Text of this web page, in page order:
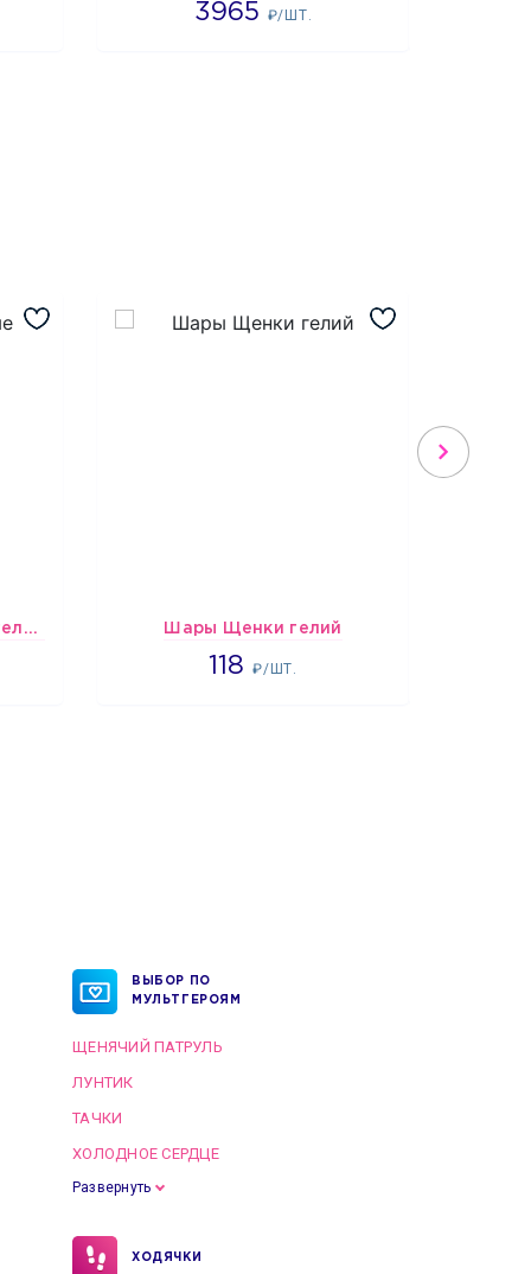
3965 ₽/ШТ.
шары Бело-красные пастельные Шары Щенки гелий
118₽/ШТ.
1862
ВЫБОР ПО
МУЛЬТГЕРОЯМ
ЩЕНЯЧИЙ ПАТРУЛЬ
ЛУНТИК
ТАЧКИ
ХОЛОДНОЕ СЕРДЦЕ
Развернуть
ХОДЯЧКИ